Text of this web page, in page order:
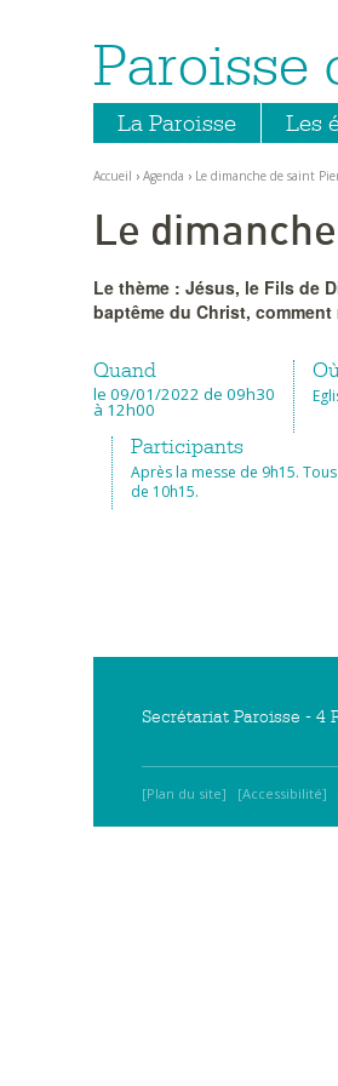
Aller
contenu.
la
Outils
personnels
Paroisse
La Paroisse Les
Accueil › Agenda › Le dimanche de saint
Le
Le thème : Jésus, le Fils de
baptême du Christ,
Quand
le 09/01/2022 de 09h30
à 12h00
Participants
Après la messe de 9h15.
de 10h15.
Secrétariat Paroisse - 4
Plan du site Accessibilité